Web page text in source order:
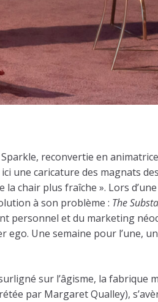
reconvertie en
une caricature des magnats
chair plus fraîche ». Lors
à son problème : The
personnel et du marketing
Une semaine pour l’une,
sur l’âgisme, la fabrique
par Margaret Qualley),